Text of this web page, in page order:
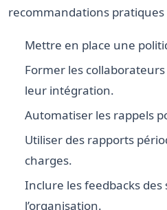
recommandations pratiques
Mettre en place une
Former les
leur intégration.
Automatiser les rappels
Utiliser des rapports
charges.
Inclure les feedbacks
l’organisation.